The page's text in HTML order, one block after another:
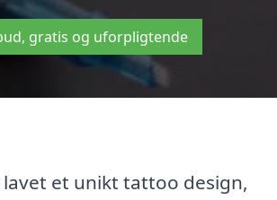
gratis og uforpligtende
lavet et unikt tattoo design,